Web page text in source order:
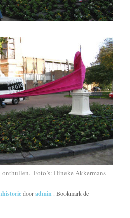
Foto’s: Dineke Akkermans
dooradmin . Bookmark de